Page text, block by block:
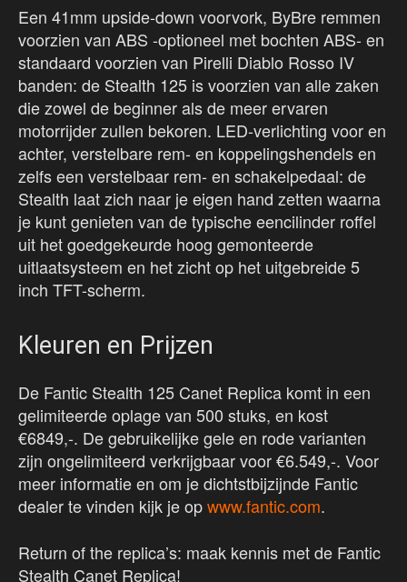
Een 41mm upside-down voorvork, ByBre remmen
voorzien van ABS -optioneel met bochten ABS- en
standaard voorzien van Pirelli Diablo Rosso IV
banden: de Stealth 125 is voorzien van alle zaken
die zowel de beginner als de meer ervaren
motorrijder zullen bekoren. LED-verlichting voor en
achter, verstelbare rem- en koppelingshendels en
zelfs een verstelbaar rem- en schakelpedaal: de
Stealth laat zich naar je eigen hand zetten waarna
je kunt genieten van de typische eencilinder roffel
uit het goedgekeurde hoog gemonteerde
uitlaatsysteem en het zicht op het uitgebreide 5
inch TFT-scherm.
Kleuren en Prijzen
De Fantic Stealth 125 Canet Replica komt in een
gelimiteerde oplage van 500 stuks, en kost
€6849,-. De gebruikelijke gele en rode varianten
zijn ongelimiteerd verkrijgbaar voor €6.549,-. Voor
meer informatie en om je dichtstbijzijnde Fantic
dealer te vinden kijk je opwww.fantic.com.
Return of the replica’s: maak kennis met de Fantic
Stealth Canet Replica!